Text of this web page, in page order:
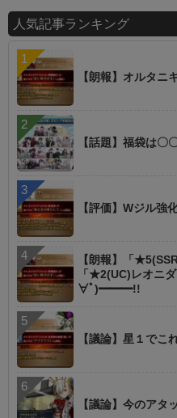
人気記事ランキング
【朗報】オルタニ
【話題】福袋は〇
【評価】Wジル強
【朗報】「
「★2(UC)レオニ
∀ﾟ)━━━!!
【議論】星１でこ
【議論】今のアタ